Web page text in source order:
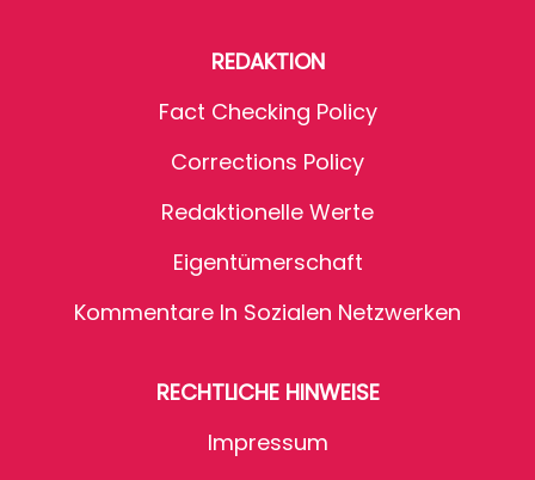
REDAKTION
Fact Checking Policy
Corrections Policy
Redaktionelle Werte
Eigentümerschaft
Kommentare In Sozialen Netzwerken
RECHTLICHE HINWEISE
Impressum